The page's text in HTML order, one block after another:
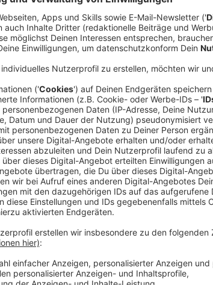
Zu Gast waren zwei Experten - von
und Klima. Beide haben zwei
Anzeige
Spart man, wenn man mit
Anzeige
Während die Gaspreise stark
auch immer wieder die Frage nach
einzusetzen ist allerdings keine gute
Verhältnis von Gas zu Strom liege
Anzeige